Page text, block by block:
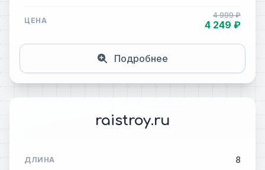
ЦЕНА
4 999 ₽
4 249 ₽
Подробнее
raistroy.ru
ДЛИНА 8